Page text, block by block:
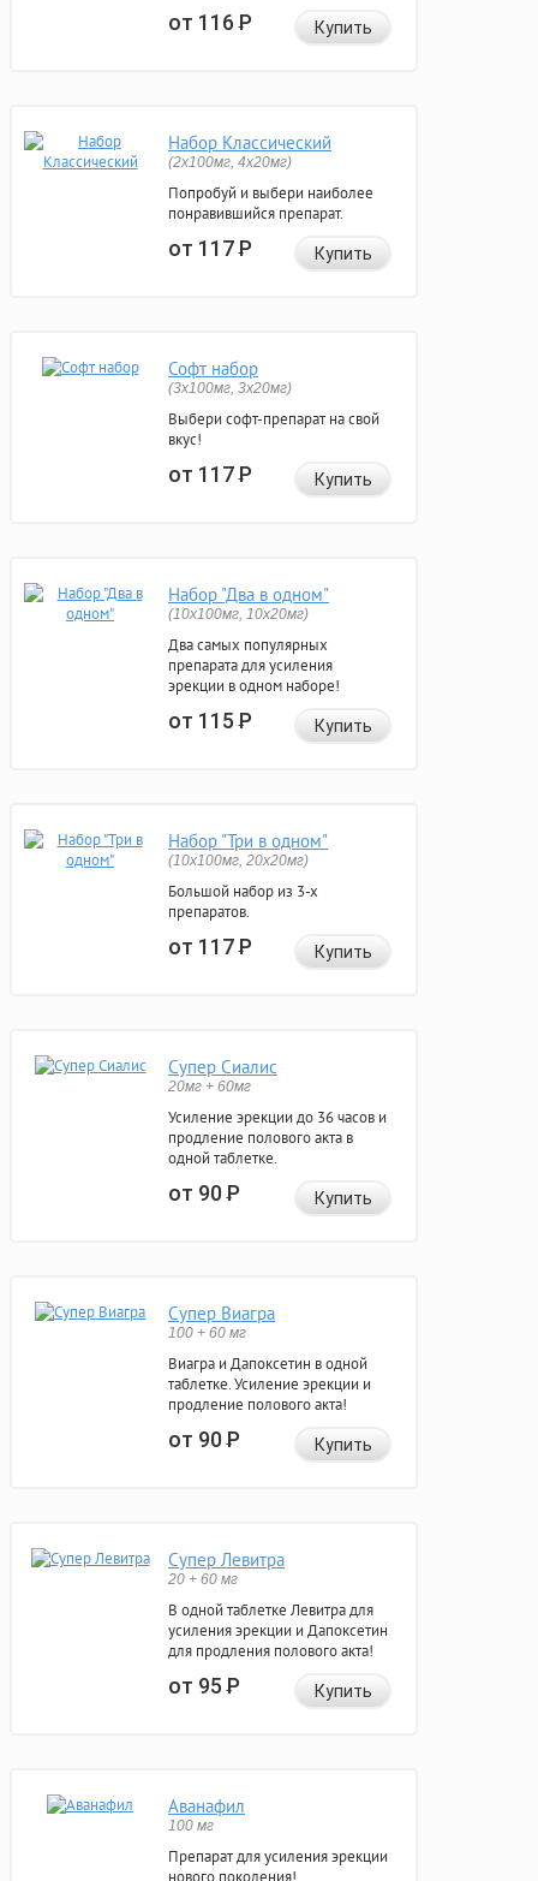
от 116Р Купить
Набор Классический
(2x100мг, 4x20мг)
Попробуй и выбери наиболее
понравившийся препарат.
от 117Р Купить
Софт набор
(3x100мг, 3x20мг)
Выбери софт-препарат на свой
вкус!
от 117Р Купить
Набор "Два в одном"
(10x100мг, 10x20мг)
Два самых популярных
препарата для усиления
эрекции в одном наборе!
от 115Р Купить
Набор "Три в одном"
(10x100мг, 20x20мг)
Большой набор из 3-х
препаратов.
от 117Р Купить
Супер Сиалис
20мг + 60мг
Усиление эрекции до 36 часов и
продление полового акта в
одной таблетке.
от 90Р Купить
Супер Виагра
100 + 60 мг
Виагра и Дапоксетин в одной
таблетке. Усиление эрекции и
продление полового акта!
от 90Р Купить
Супер Левитра
20 + 60 мг
В одной таблетке Левитра для
усиления эрекции и Дапоксетин
для продления полового акта!
от 95Р Купить
Аванафил
100 мг
Препарат для усиления эрекции